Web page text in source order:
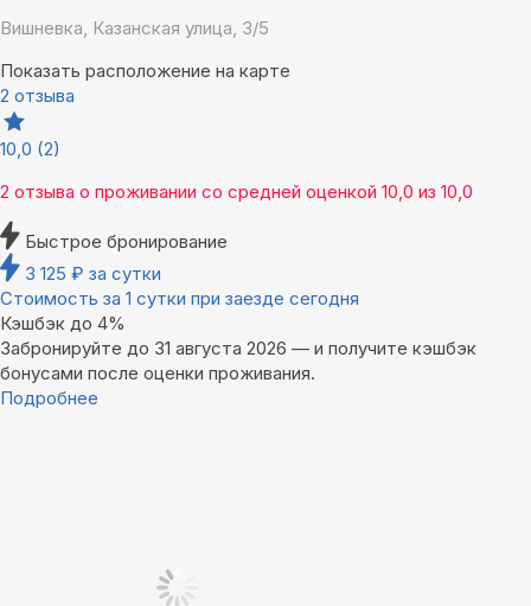
Вишневка, Казанская улица, 3/5
Показать расположение на карте
2 отзыва
10,0 (2)
2 отзыва о проживании со средней оценкой 10,0 из 10,0
Быстрое бронирование
3 125 ₽ за сутки
Стоимость за 1 сутки при заезде сегодня
Кэшбэк до 4%
Забронируйте до 31 августа 2026 — и получите кэшбэк
бонусами после оценки проживания.
Подробнее